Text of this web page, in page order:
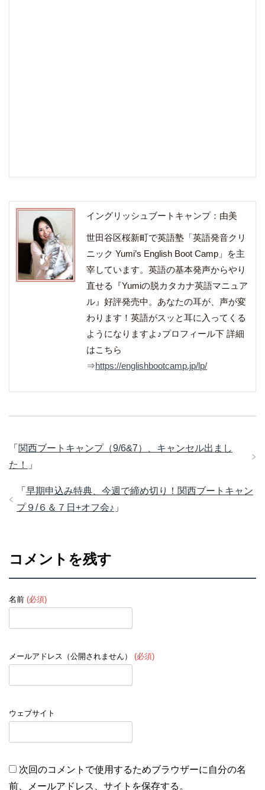
イングリッシュブートキャンプ：由美
世田谷区桜新町で英語塾「英語発音クリ
ニック Yumi’s English Boot Camp」を主
宰しています。英語の基本発声からやり
直せる『Yumiの脱カタカナ英語マニュア
ル』好評発売中。あなたの耳が、声が変
わります！英語がスッと耳に入ってくる
ようになりますよ♪プロフィール下 詳細
はこちら
⇒https://englishbootcamp.jp/lp/
「 関西ブートキャンプ（9/6&7）、キャンセル出まし
た！
」
「 早期申込み特典、今週で締め切り！関西ブートキャン
プ９/６＆７日+オフ会♪ 」
コメントを残す
名前 (必須)
メールアドレス（公開されません） (必須)
ウェブサイト
次回のコメントで使用するためブラウザーに自分の名
前、メールアドレス、サイトを保存する。